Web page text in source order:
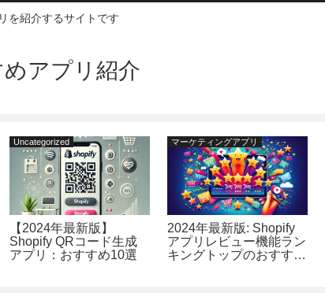
を紹介するサイトです
アプリ紹介
Uncategorized
【2024年最新版】
Shopify QRコード生成
アプリ：おすすめ10選
マーケティングアプリ
2024年最新版: Shopify
アプリレビュー機能ラン
キングトップのおすすめ